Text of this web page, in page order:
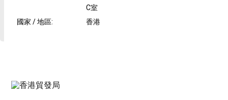
C室
國家 / 地區: 香港